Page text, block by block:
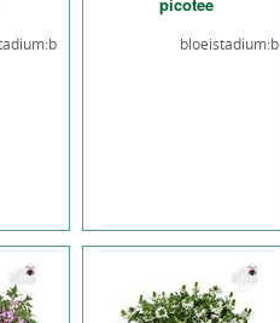
bloeistadium:b